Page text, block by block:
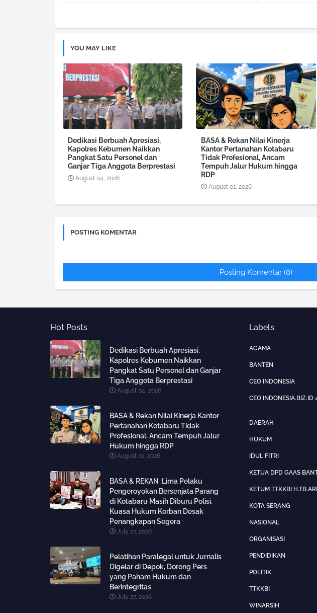
YOU MAY LIKE
Dedikasi Berbuah Apresiasi,
Kapolres Kebumen Naikkan
Pangkat Satu Personel dan
Ganjar Tiga Anggota Berprestasi
August 04, 2026
BASA & Rekan Nilai Kinerja
Kantor Pertanahan Kotabaru
Tidak Profesional, Ancam
Tempuh Jalur Hukum hingga
RDP
August 01, 2026
POSTING KOMENTAR
Posting Komentar (0)
Hot Posts
Dedikasi Berbuah Apresiasi,
Kapolres Kebumen Naikkan
Pangkat Satu Personel dan Ganjar
Tiga Anggota Berprestasi
August 04, 2026
BASA & Rekan Nilai Kinerja Kantor
Pertanahan Kotabaru Tidak
Profesional, Ancam Tempuh Jalur
Hukum hingga RDP
August 01, 2026
BASA & REKAN :Lima Pelaku
Pengeroyokan Bersenjata Parang
di Kotabaru Masih Diburu Polisi,
Kuasa Hukum Korban Desak
Penangkapan Segera
July 27, 2026
Pelatihan Paralegal untuk Jurnalis
Digelar di Depok, Dorong Pers
yang Paham Hukum dan
Berintegritas
July 27, 2026
Labels
AGAMA
BANTEN
CEO INDONESIA
DAERAH
HUKUM
IDUL FITRI
KETUA DPD GAAS
KETUM TTKKBI
KOTA SERANG
NASIONAL
ORGANISASI
PENDIDIKAN
POLITIK
TTKKBI
WINARSIH